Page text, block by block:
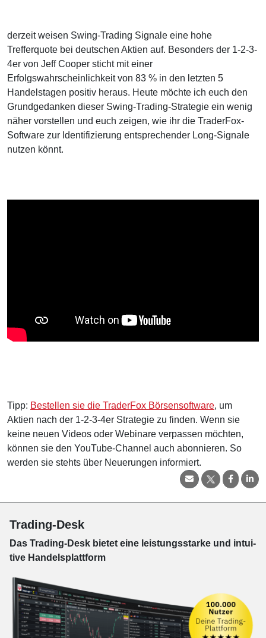
derzeit weisen Swing-Trading Signale eine hohe
Trefferquote bei deutschen Aktien auf. Besonders der 1-2-3-
4er von Jeff Cooper sticht mit einer
Erfolgswahrscheinlichkeit von 83 % in den letzten 5
Handelstagen positiv heraus. Heute möchte ich euch den
Grundgedanken dieser Swing-Trading-Strategie ein wenig
näher vorstellen und euch zeigen, wie ihr die TraderFox-
Software zur Identifizierung entsprechender Long-Signale
nutzen könnt.
Tipp: Bestellen sie die TraderFox Börsensoftware, um
Aktien nach der 1-2-3-4er Strategie zu finden. Wenn sie
keine neuen Videos oder Webinare verpassen möchten,
können sie den YouTube-Channel auch abonnieren. So
werden sie stehts über Neuerungen informiert.
Trading-Desk
Das Trading-Desk bie­tet eine leis­tungs­star­ke und in­tui­
tive Han­dels­platt­form